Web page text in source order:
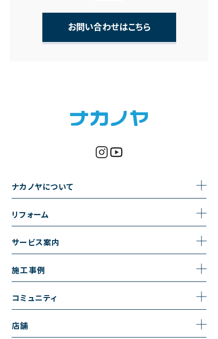
お問い合わせはこちら
ナカノヤについて
採用情報
リフォーム
トイレのリフォーム
キッチンのリフォーム
リノベーション
サービス案内
サービスの流れ
施工事例
施工事例一覧
コミュニティ
コミュニティ
店舗